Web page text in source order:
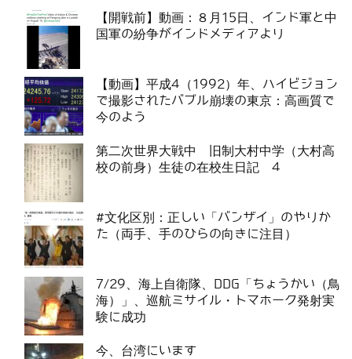
【開戦前】動画：８月15日、インド軍と中
国軍の紛争がインドメディアより
【動画】平成4（1992）年、ハイビジョン
で撮影されたバブル崩壊の東京：高画質で
今のよう
第二次世界大戦中 旧制大村中学（大村高
校の前身）生徒の在校生日記 4
#文化区別：正しい「バンザイ」のやりか
た（両手、手のひらの向きに注目）
7/29、海上自衛隊、DDG「ちょうかい（鳥
海）」、巡航ミサイル・トマホーク発射実
験に成功
今、台湾にいます